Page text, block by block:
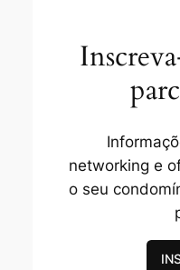
networking e
o seu